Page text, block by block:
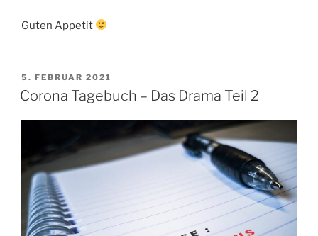
Guten Appetit
VERÖFFENTLICHT
AM
5. FEBRUAR 2021
Corona Tagebuch – Das Drama Teil 2